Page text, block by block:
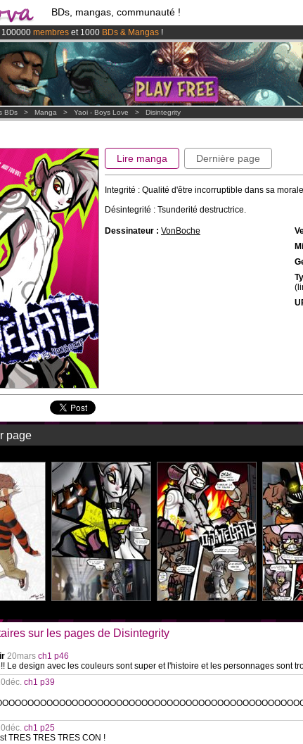
BDs, mangas, communauté !
100000 membres et 1000 BDs & Mangas !
Amilova est désormais lancé!.
premium: à partir de
3.95 eurospar mois !Clique ici pour t'abonner
BDs > Manga > Yaoi - Boys Love > Disintegrity
Lire manga Dernière page
Integrité : Qualité d'être incorruptible dans sa
Désintegrité : Tsunderité destructrice.
Dessinateur : VonBoche
page
sur les pages de Disintegrity
20mars ch1 p46
Le design avec les couleurs sont super et l'histoire et les personnages sont
ch1 p39
ch1 p25
TRES TRES TRES CON !